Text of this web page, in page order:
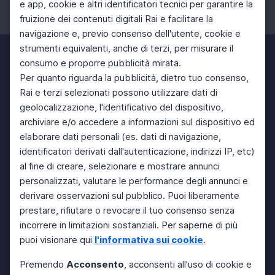
e app, cookie e altri identificatori tecnici per garantire la
fruizione dei contenuti digitali Rai e facilitare la
navigazione e, previo consenso dell'utente, cookie e
strumenti equivalenti, anche di terzi, per misurare il
consumo e proporre pubblicità mirata.
Per quanto riguarda la pubblicità, dietro tuo consenso,
Rai e terzi selezionati possono utilizzare dati di
geolocalizzazione, l'identificativo del dispositivo,
archiviare e/o accedere a informazioni sul dispositivo ed
elaborare dati personali (es. dati di navigazione,
identificatori derivati dall'autenticazione, indirizzi IP, etc)
al fine di creare, selezionare e mostrare annunci
personalizzati, valutare le performance degli annunci e
derivare osservazioni sul pubblico. Puoi liberamente
prestare, rifiutare o revocare il tuo consenso senza
incorrere in limitazioni sostanziali. Per saperne di più
puoi visionare qui l'informativa sui cookie.
Premendo Acconsento, acconsenti all'uso di cookie e
Facebook Instagram Twitter